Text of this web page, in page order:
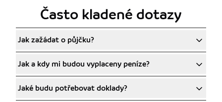
Často kladené dotazy
Jak zažádat o půjčku?
Jak a kdy mi budou vyplaceny peníze?
Jaké budu potřebovat doklady?